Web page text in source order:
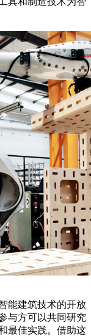
能建筑技术的开放
与方可以共同研究
最佳实践。借助这